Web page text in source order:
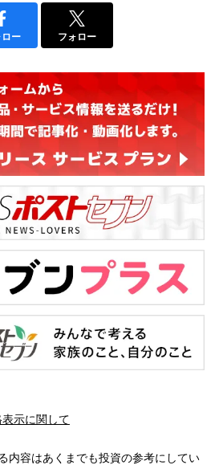
ロー フォロー
示に関して
内容はあくまでも投資の参考にしてい